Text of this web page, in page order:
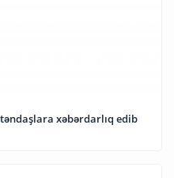
xəbərdarlıq edib